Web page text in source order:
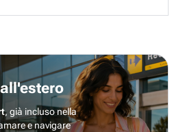
, già incluso nella
e navigare